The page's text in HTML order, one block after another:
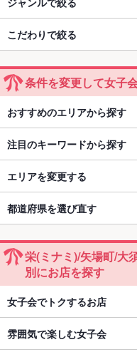
こだわりで絞る
条件を変更して女子
おすすめのエリアから探す
注目のキーワードから探す
エリアを変更する
都道府県を選び直す
栄(ミナミ)/矢場町/
別にお店を探す
女子会でトクするお店
雰囲気で楽しむ女子会